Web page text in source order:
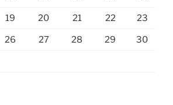
19 20 21 22 23
26 27 28 29 30